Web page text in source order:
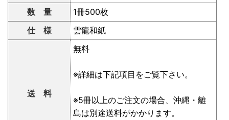
数 量
1冊500枚
仕 様
雲龍和紙
送 料
無料
※詳細は下記項目をご覧下さい。
※5冊以上のご注文の場合、沖縄・離
島は別途送料がかかります。